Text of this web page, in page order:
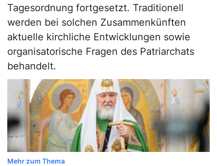
Tagesordnung fortgesetzt. Traditionell
werden bei solchen Zusammenkünften
aktuelle kirchliche Entwicklungen sowie
organisatorische Fragen des Patriarchats
behandelt.
Mehr zum Thema